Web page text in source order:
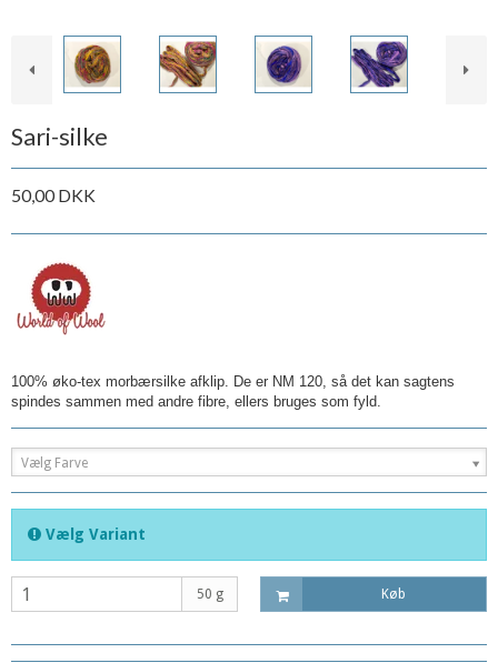
Sari-silke
50,00 DKK
100% øko-tex morbærsilke afklip. De er NM 120, så det kan sagtens
spindes sammen med andre fibre, ellers bruges som fyld.
Vælg Farve
Vælg Variant
50 g Køb